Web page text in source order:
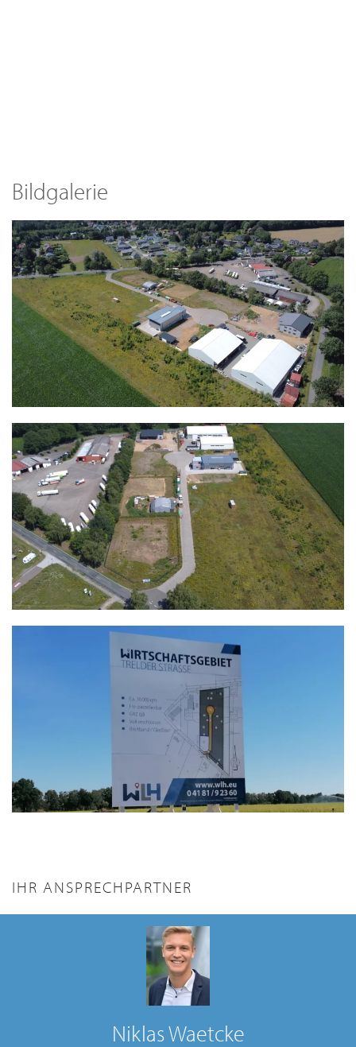
Bildgalerie
ANZEIGEN
ANZEIGEN
ANZEIGEN
IHR ANSPRECHPARTNER
Niklas Waetcke